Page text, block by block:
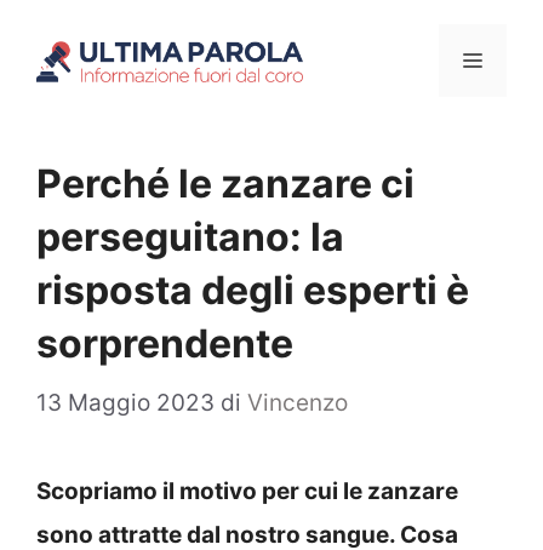
Menu
Perché le zanzare ci
perseguitano: la
risposta degli esperti è
sorprendente
13 Maggio 2023 di Vincenzo
Scopriamo il motivo per cui le zanzare
sono attratte dal nostro sangue. Cosa